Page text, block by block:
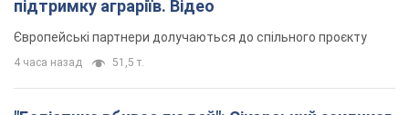
Глава МЗС Польщі закликав до збиття російських ракет над
Росія вдарила дроном по німецькому судну в